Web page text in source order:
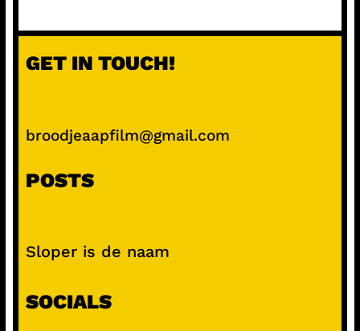
GET IN TOUCH!
broodjeaapfilm@gmail.com
POSTS
Sloper is de naam
SOCIALS